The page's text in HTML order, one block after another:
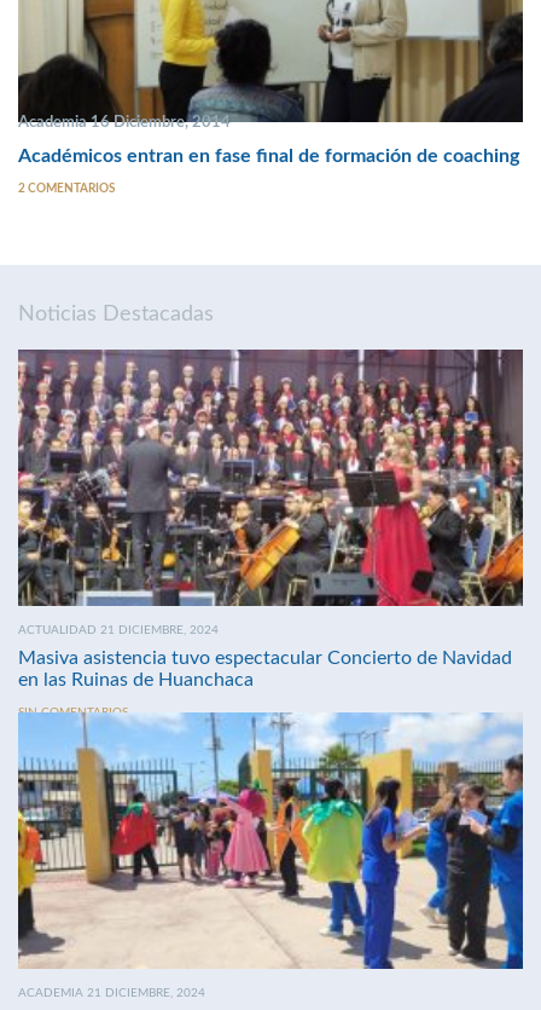
Academia 16 Diciembre, 2014
Académicos entran en fase final de formación de coaching
2 COMENTARIOS
Noticias Destacadas
ACTUALIDAD 21 DICIEMBRE, 2024
Masiva asistencia tuvo espectacular Concierto de Navidad
en las Ruinas de Huanchaca
SIN COMENTARIOS
ACADEMIA 21 DICIEMBRE, 2024